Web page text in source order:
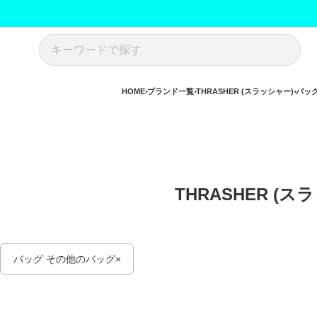
HOME ブランド一覧 THRASHER (スラッシャー) バッ
THRASHER (ス
バッグ その他のバッグ